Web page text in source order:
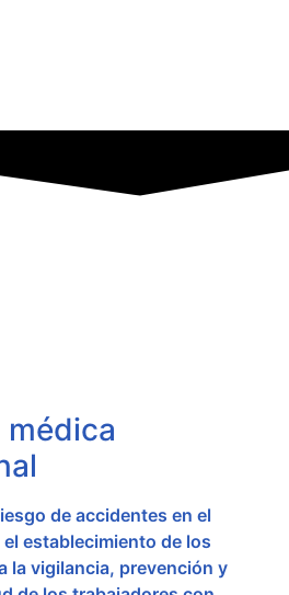
de accidentes en el
establecimiento de los
la vigilancia, prevención y